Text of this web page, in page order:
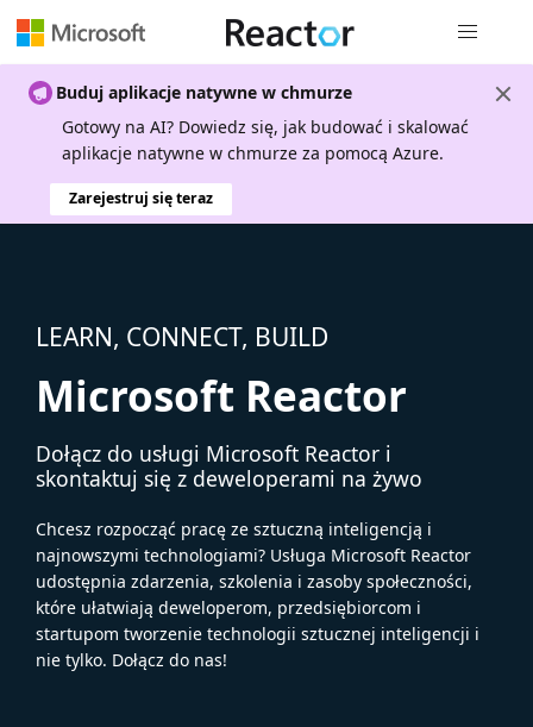
Buduj aplikacje natywne w chmurze
Gotowy na AI? Dowiedz się, jak budować i skalować
aplikacje natywne w chmurze za pomocą Azure.
Zarejestruj się teraz
LEARN, CONNECT, BUILD
Microsoft Reactor
Dołącz do usługi Microsoft Reactor i
skontaktuj się z deweloperami na żywo
Chcesz rozpocząć pracę ze sztuczną inteligencją i
najnowszymi technologiami? Usługa Microsoft Reactor
udostępnia zdarzenia, szkolenia i zasoby społeczności,
które ułatwiają deweloperom, przedsiębiorcom i
startupom tworzenie technologii sztucznej inteligencji i
nie tylko. Dołącz do nas!